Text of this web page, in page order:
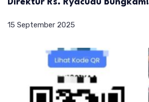
Direktur Rs. Ryacudu Bungkam!
15 September 2025